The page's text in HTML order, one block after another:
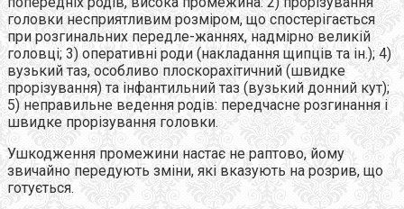
головки несприятливим розміром, що спостерігається
при розгинальних передле-жаннях, надмірно великій
головці; 3) оперативні роди (накладання щипців та ін.); 4)
вузький таз, особливо плоскорахітичний (швидке
прорізування) та інфантильний таз (вузький донний кут);
5) неправильне ведення родів: передчасне розгинання і
швидке прорізування головки.
Ушкодження промежини настає не раптово, йому
звичайно передують зміни, які вказують на розрив, що
готується.